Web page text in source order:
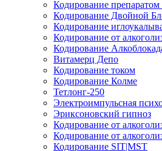
Кодирование
Кодирование Двойной
Кодирование
Кодирование от
Кодирование
Витамерц Депо
Кодирование током
Кодирование Колме
Тетлонг-250
Электроимпульсная
Эриксоновский гипноз
Кодирование от
Кодирование от
Кодирование SIT|MST